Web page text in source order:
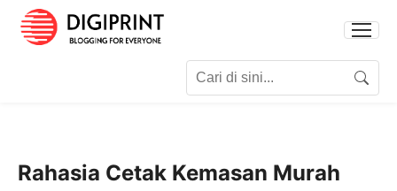
Search
Rahasia Cetak Kemasan Murah